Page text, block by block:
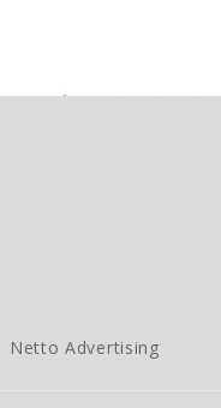
Netto Advertising